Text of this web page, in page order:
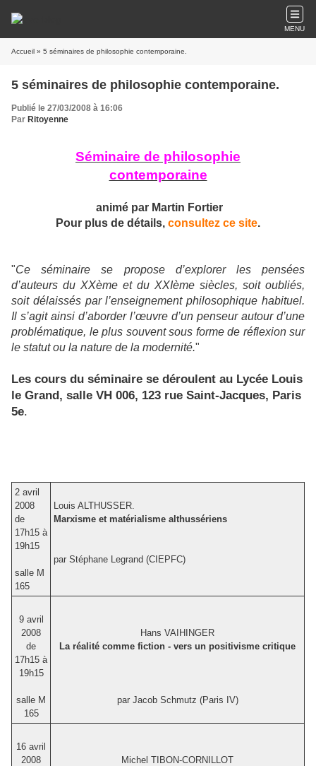
MENU
Accueil » 5 séminaires de philosophie contemporaine.
5 séminaires de philosophie contemporaine.
Publié le 27/03/2008 à 16:06
Par Ritoyenne
Séminaire de philosophie
contemporaine
animé par Martin Fortier
Pour plus de détails, consultez ce site.
"Ce séminaire se propose d’explorer les pensées
d’auteurs du XXème et du XXIème siècles, soit oubliés,
soit délaissés par l’enseignement philosophique habituel.
Il s’agit ainsi d’aborder l’œuvre d’un penseur autour d’une
problématique, le plus souvent sous forme de réflexion sur
le statut ou la nature de la modernité."
Les cours du séminaire se déroulent au Lycée Louis
le Grand, salle VH 006, 123 rue Saint-Jacques, Paris
5e.
2 avril
2008
de
17h15 à
19h15
salle M
165
Louis ALTHUSSER.
Marxisme et matérialisme althussériens
par Stéphane Legrand (CIEPFC)
9 avril
2008
de
17h15 à
19h15
salle M
165
Hans VAIHINGER
La réalité comme fiction - vers un positivisme critique
par Jacob Schmutz (Paris IV)
16 avril
2008
Michel TIBON-CORNILLOT